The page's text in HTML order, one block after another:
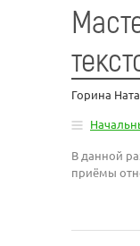
Горина
В данной
приёмы